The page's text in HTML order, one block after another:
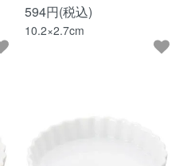
594円(税込)
10.2×2.7cm